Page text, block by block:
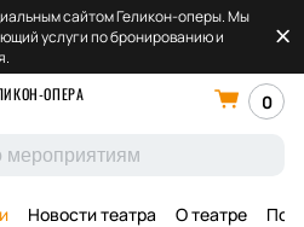
сайтом Геликон-оперы. Мы
услуги по бронированию и
ОПЕРА
0
Новости театра О театре